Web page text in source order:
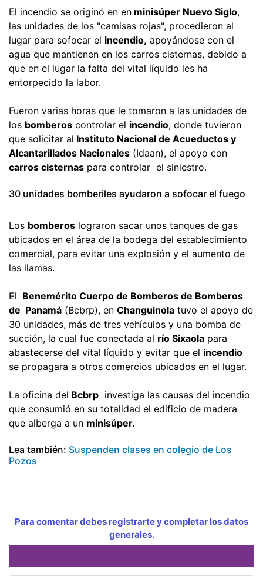
El incendio se originó en en minisúper Nuevo Siglo,
las unidades de los "camisas rojas", procedieron al
lugar para sofocar el incendio, apoyándose con el
agua que mantienen en los carros cisternas, debido a
que en el lugar la falta del vital líquido les ha
entorpecido la labor.
Fueron varias horas que le tomaron a las unidades de
los bomberos controlar el incendio, donde tuvieron
que solicitar al Instituto Nacional de Acueductos y
Alcantarillados Nacionales (Idaan), el apoyo con
carros cisternas para controlar el siniestro.
30 unidades bomberiles ayudaron a sofocar el fuego
Los bomberos lograron sacar unos tanques de gas
ubicados en el área de la bodega del establecimiento
comercial, para evitar una explosión y el aumento de
las llamas.
El Benemérito Cuerpo de Bomberos de Bomberos
de Panamá (Bcbrp), en Changuinola tuvo el apoyo de
30 unidades, más de tres vehículos y una bomba de
succión, la cual fue conectada al río Sixaola para
abastecerse del vital líquido y evitar que el incendio
se propagara a otros comercios ubicados en el lugar.
La oficina del Bcbrp investiga las causas del incendio
que consumió en su totalidad el edificio de madera
que alberga a un minisúper.
Lea también: Suspenden clases en colegio de Los
Pozos
Para comentar debes registrarte y completar los datos
generales.